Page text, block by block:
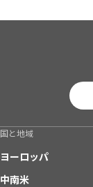
国と地域
ヨーロッパ
中南米